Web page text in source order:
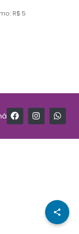
R$ 5